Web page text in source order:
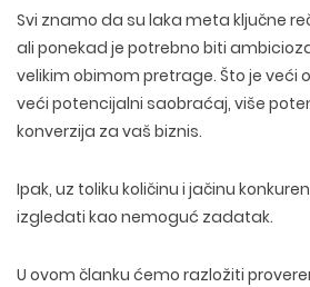
Svi znamo da su laka meta ključne
ali ponekad je potrebno biti
velikim obimom pretrage. Što je veći
veći potencijalni saobraćaj, više
konverzija za vaš biznis.
Ipak, uz toliku količinu i jačinu
izgledati kao nemoguć zadatak.
U ovom članku ćemo razložiti